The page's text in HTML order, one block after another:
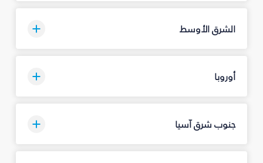
الشرق الأوسط
أوروبا
جنوب شرق آسيا